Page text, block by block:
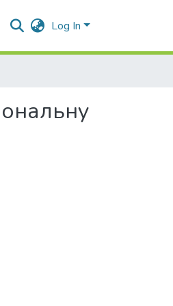
Log In